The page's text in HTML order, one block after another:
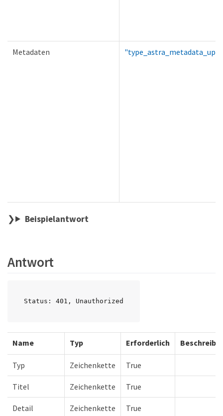
Metadaten
Beispielantwort
Antwort
Status: 401, Unauthorized
Name Typ Erforderlich
Typ Zeichenkette True
Titel Zeichenkette True
Detail Zeichenkette True